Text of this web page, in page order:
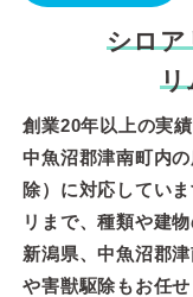
シロア
リ
創業20年以上の実
中魚沼郡津南町内
除）に対応してい
リまで、種類や建
新潟県、中魚沼郡
や害獣駆除もお任せ